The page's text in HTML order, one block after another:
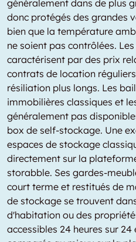
généralement dans de plus
donc protégés des grandes
bien que la température
ne soient pas contrôlées.
caractérisent par des prix
contrats de location
résiliation plus longs. Les
immobilières classiques et
généralement pas
box de self-stockage. Une
espaces de stockage
directement sur la
storabble. Ses gardes-
court terme et restitués de
de stockage se trouvent
d'habitation ou des
accessibles 24 heures sur